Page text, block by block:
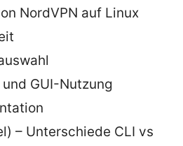
NordVPN auf Linux
GUI-Nutzung
– Unterschiede CLI vs